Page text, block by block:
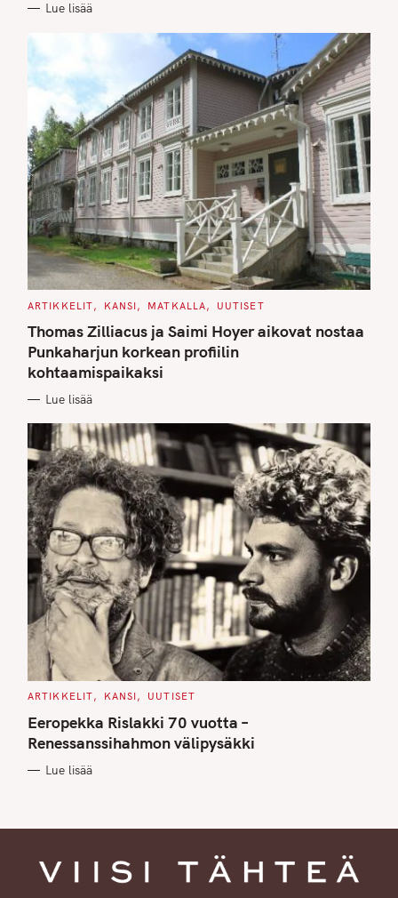
I
Lue lisää
C
T
E
G
O
R
I
S
ARTIKKELIT KANSI MATKALLA UUTISET
Thomas Zilliacus ja Saimi Hoyer aikovat nostaa
Punkaharjun korkean profiilin
kohtaamispaikaksi
Lue lisää
C
T
E
G
O
I
ARTIKKELIT KANSI UUTISET
Eeropekka Rislakki 70 vuotta –
Renessanssihahmon välipysäkki
Lue lisää